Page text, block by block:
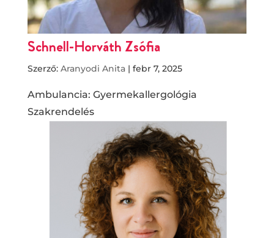
Schnell-Horváth Zsófia
Szerző: Aranyodi Anita| febr 7, 2025
Ambulancia: Gyermekallergológia
Szakrendelés